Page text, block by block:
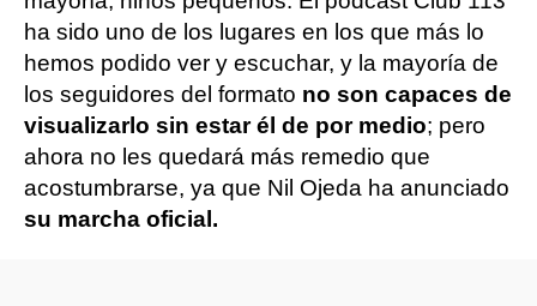
ha sido uno de los lugares en los que más lo
hemos podido ver y escuchar, y la mayoría de
los seguidores del formato no son capaces de
visualizarlo sin estar él de por medio; pero
ahora no les quedará más remedio que
acostumbrarse, ya que Nil Ojeda ha anunciado
su marcha oficial.